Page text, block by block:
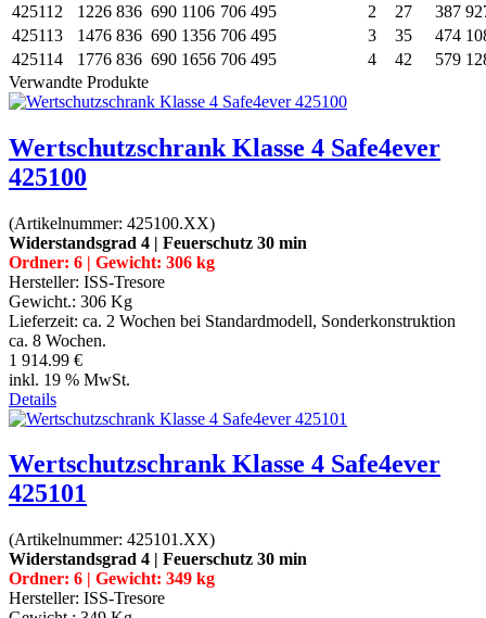
425112
1226 836 690 1106 706 495 2 27 387
425113
1476 836 690 1356 706 495 3 35 474
425114
1776 836 690 1656 706 495 4 42 579
Verwandte Produkte
Wertschutzschrank Klasse 4 Safe4ever
425100
(Artikelnummer: 425100.XX)
Widerstandsgrad 4 | Feuerschutz 30 min
Ordner: 6 | Gewicht: 306 kg
Hersteller: ISS-Tresore
Gewicht.: 306 Kg
Lieferzeit: ca. 2 Wochen bei Standardmodell, Sonderkonstruktion
ca. 8 Wochen.
1 914.99 €
inkl. 19 % MwSt.
Details
Wertschutzschrank Klasse 4 Safe4ever
425101
(Artikelnummer: 425101.XX)
Widerstandsgrad 4 | Feuerschutz 30 min
Ordner: 6 | Gewicht: 349 kg
Hersteller: ISS-Tresore